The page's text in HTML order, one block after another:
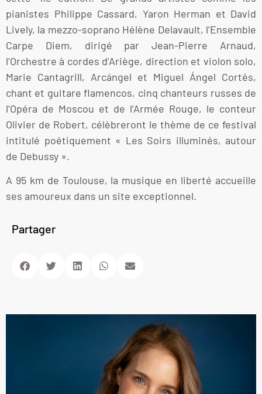
pianistes Philippe Cassard, Yaron Herman et David
Lively, la mezzo-soprano Hélène Delavault, l’Ensemble
Carpe Diem, dirigé par Jean-Pierre Arnaud,
l’Orchestre à cordes d’Ariège, direction et violon solo,
Marie Cantagrill, Arcángel et Miguel Ángel Cortés,
chant et guitare flamencos, cinq chanteurs russes de
l’Opéra de Moscou et de l’Armée Rouge, le conteur
Olivier de Robert, célèbreront le thème de ce festival
intitulé poétiquement « Les Soirs illuminés, autour
de Debussy ».
A 95 km de Toulouse, la musique en liberté accueille
ses amoureux dans un site exceptionnel.
Partager